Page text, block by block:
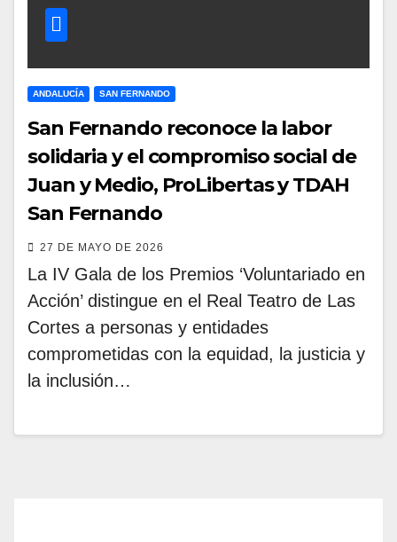
ANDALUCÍA SAN FERNANDO
San Fernando reconoce la labor
solidaria y el compromiso social de
Juan y Medio, ProLibertas y TDAH
San Fernando
27 DE MAYO DE 2026
La IV Gala de los Premios ‘Voluntariado en
Acción’ distingue en el Real Teatro de Las
Cortes a personas y entidades
comprometidas con la equidad, la justicia y
la inclusión…